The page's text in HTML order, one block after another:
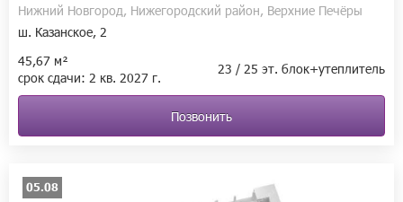
Нижний Новгород, Нижегородский район, Верхние Печёры
ш. Казанское, 2
45,67 м²
срок сдачи: 2 кв. 2027 г. 23 / 25 эт. блок+утеплитель
Позвонить
05.08